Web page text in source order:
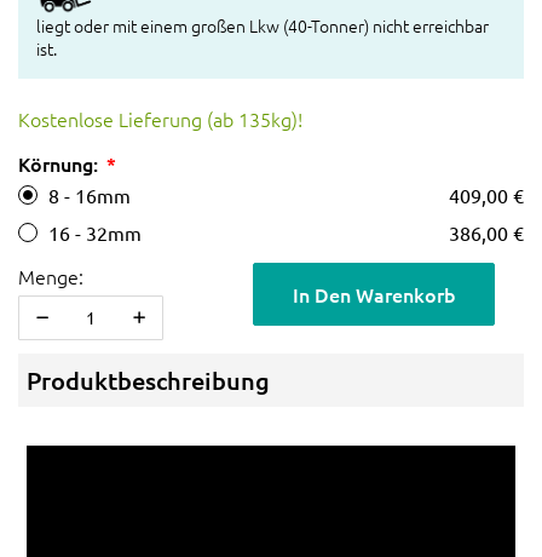
liegt oder mit einem großen Lkw (40-Tonner) nicht erreichbar
ist.
Kostenlose Lieferung (ab 135kg)!
Körnung:
8 - 16mm
409,00 €
16 - 32mm
386,00 €
Menge:
In Den Warenkorb
Produktbeschreibung